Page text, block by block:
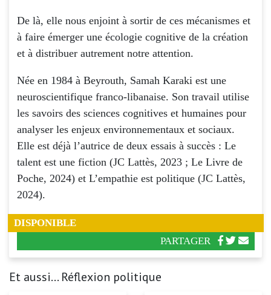
De là, elle nous enjoint à sortir de ces mécanismes et
à faire émerger une écologie cognitive de la création
et à distribuer autrement notre attention.
Née en 1984 à Beyrouth, Samah Karaki est une
neuroscientifique franco-libanaise. Son travail utilise
les savoirs des sciences cognitives et humaines pour
analyser les enjeux environnementaux et sociaux.
Elle est déjà l’autrice de deux essais à succès : Le
talent est une fiction (JC Lattès, 2023 ; Le Livre de
Poche, 2024) et L’empathie est politique(JC Lattès,
2024).
DISPONIBLE
PARTAGER
Et aussi... Réflexion politique